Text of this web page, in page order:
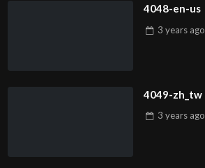
4048-en-us
3 years ago
4049-zh_tw
3 years ago